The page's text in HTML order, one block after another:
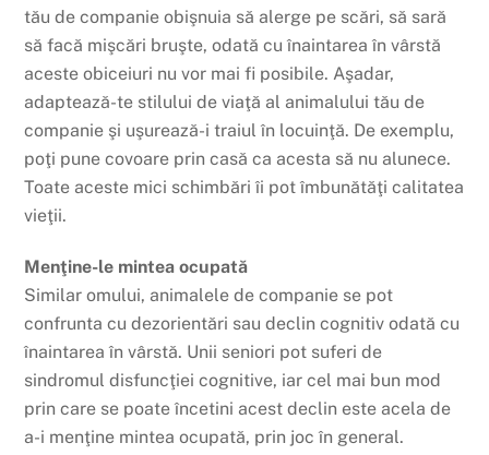
tău de companie obişnuia să alerge pe scări, să sară
să facă mişcări bruşte, odată cu înaintarea în vârstă
aceste obiceiuri nu vor mai fi posibile. Aşadar,
adaptează-te stilului de viaţă al animalului tău de
companie şi uşurează-i traiul în locuinţă. De exemplu,
poţi pune covoare prin casă ca acesta să nu alunece.
Toate aceste mici schimbări îi pot îmbunătăţi calitatea
vieţii.
Menţine-le mintea ocupată
Similar omului, animalele de companie se pot
confrunta cu dezorientări sau declin cognitiv odată cu
înaintarea în vârstă. Unii seniori pot suferi de
sindromul disfuncţiei cognitive, iar cel mai bun mod
prin care se poate încetini acest declin este acela de
a-i menţine mintea ocupată, prin joc în general.